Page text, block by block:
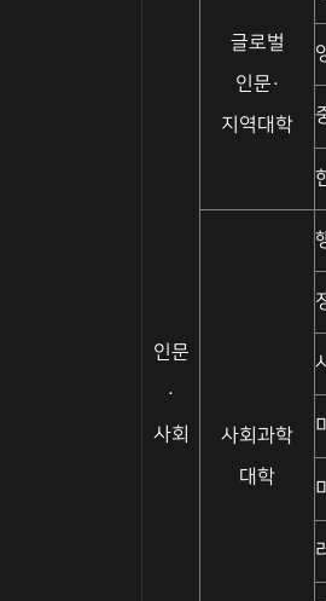
인문
·
사회
글로벌
인문·
지역대학
사회과학
대학